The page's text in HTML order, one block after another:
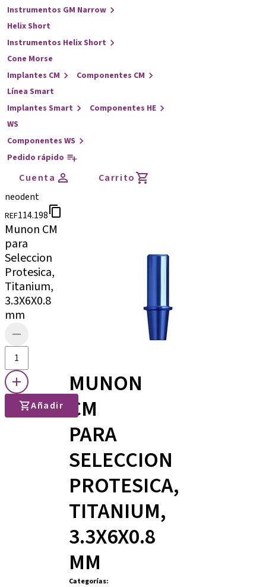
Instrumentos GM Narrow
Helix Short
Instrumentos Helix Short
Cone Morse
Implantes CM
Componentes CM
Línea Smart
Implantes Smart
Componentes HE
WS
Componentes WS
Pedido rápido
Cuenta
Carrito
neodent
REF114.198
Munon CM
para
Seleccion
Protesica,
Titanium,
3.3X6X0.8
mm
Añadir
MUNON
CM
PARA
SELECCION
PROTESICA,
TITANIUM,
3.3X6X0.8
MM
Categorías: